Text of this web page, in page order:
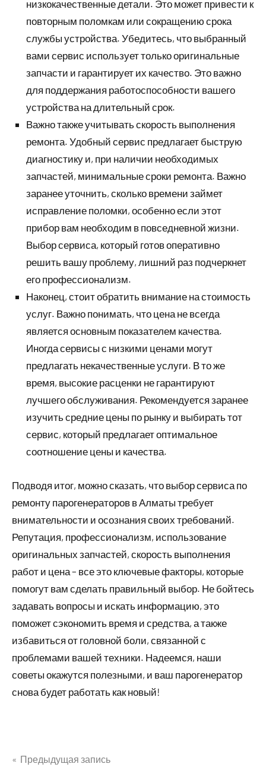
низкокачественные детали. Это может привести к
повторным поломкам или сокращению срока
службы устройства. Убедитесь, что выбранный
вами сервис использует только оригинальные
запчасти и гарантирует их качество. Это важно
для поддержания работоспособности вашего
устройства на длительный срок.
Важно также учитывать скорость выполнения
ремонта. Удобный сервис предлагает быструю
диагностику и, при наличии необходимых
запчастей, минимальные сроки ремонта. Важно
заранее уточнить, сколько времени займет
исправление поломки, особенно если этот
прибор вам необходим в повседневной жизни.
Выбор сервиса, который готов оперативно
решить вашу проблему, лишний раз подчеркнет
его профессионализм.
Наконец, стоит обратить внимание на стоимость
услуг. Важно понимать, что цена не всегда
является основным показателем качества.
Иногда сервисы с низкими ценами могут
предлагать некачественные услуги. В то же
время, высокие расценки не гарантируют
лучшего обслуживания. Рекомендуется заранее
изучить средние цены по рынку и выбирать тот
сервис, который предлагает оптимальное
соотношение цены и качества.
Подводя итог, можно сказать, что выбор сервиса по
ремонту парогенераторов в Алматы требует
внимательности и осознания своих требований.
Репутация, профессионализм, использование
оригинальных запчастей, скорость выполнения
работ и цена – все это ключевые факторы, которые
помогут вам сделать правильный выбор. Не бойтесь
задавать вопросы и искать информацию, это
поможет сэкономить время и средства, а также
избавиться от головной боли, связанной с
проблемами вашей техники. Надеемся, наши
советы окажутся полезными, и ваш парогенератор
снова будет работать как новый!
Предыдущая запись